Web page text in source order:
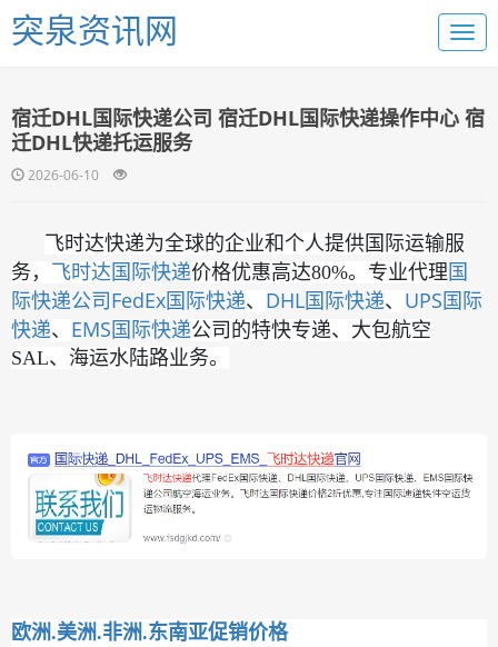
突泉资讯网
宿迁DHL国际快递公司 宿迁DHL国际快递操作中心 宿
迁DHL快递托运服务
2026-06-10
飞时达快递为全球的企业和个人提供国际运输服
务，
飞时达国际快递价格优惠高达80%。专业代理国
际快递公司FedEx国际快递、 DHL国际快递、 UPS国际
快递、 EMS国际快递公司的特快专递、大包航空
SAL、海运水陆路业务。
欧洲.美洲.非洲.东南亚促销价格